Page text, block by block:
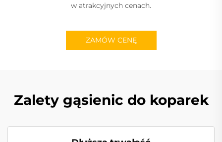
w atrakcyjnych cenach.
ZAMÓW CENĘ
Zalety gąsienic do koparek